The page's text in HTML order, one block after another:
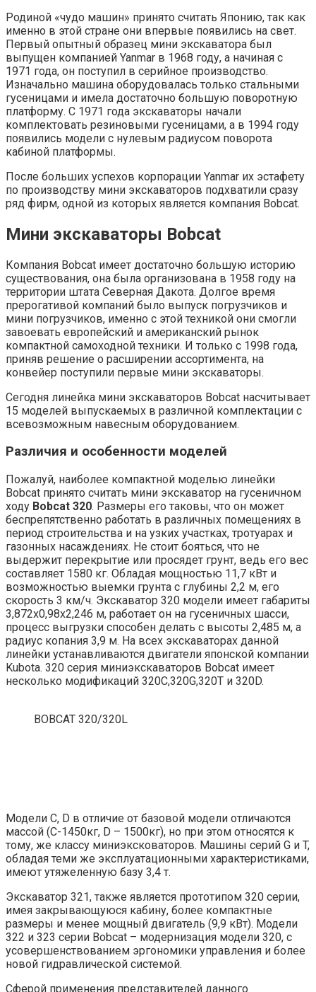
Родиной «чудо машин» принято считать Японию, так как
именно в этой стране они впервые появились на свет.
Первый опытный образец мини экскаватора был
выпущен компанией Yanmar в 1968 году, а начиная с
1971 года, он поступил в серийное производство.
Изначально машина оборудовалась только стальными
гусеницами и имела достаточно большую поворотную
платформу. С 1971 года экскаваторы начали
комплектовать резиновыми гусеницами, а в 1994 году
появились модели с нулевым радиусом поворота
кабиной платформы.
После больших успехов корпорации Yanmar их эстафету
по производству мини экскаваторов подхватили сразу
ряд фирм, одной из которых является компания Bobcat.
Мини экскаваторы Bobcat
Компания Bobcat имеет достаточно большую историю
существования, она была организована в 1958 году на
территории штата Северная Дакота. Долгое время
прерогативой компаний было выпуск погрузчиков и
мини погрузчиков, именно с этой техникой они смогли
завоевать европейский и американский рынок
компактной самоходной техники. И только с 1998 года,
приняв решение о расширении ассортимента, на
конвейер поступили первые мини экскаваторы.
Сегодня линейка мини экскаваторов Bobcat насчитывает
15 моделей выпускаемых в различной комплектации с
всевозможным навесным оборудованием.
Различия и особенности моделей
Пожалуй, наиболее компактной моделью линейки
Bobcat принято считать мини экскаватор на гусеничном
ходу Bobcat 320. Размеры его таковы, что он может
беспрепятственно работать в различных помещениях в
период строительства и на узких участках, тротуарах и
газонных насаждениях. Не стоит бояться, что не
выдержит перекрытие или просядет грунт, ведь его вес
составляет 1580 кг. Обладая мощностью 11,7 кВт и
возможностью выемки грунта с глубины 2,2 м, его
скорость 3 км/ч. Экскаватор 320 модели имеет габариты
3,872х0,98х2,246 м, работает он на гусеничных шасси,
процесс выгрузки способен делать с высоты 2,485 м, а
радиус копания 3,9 м. На всех экскаваторах данной
линейки устанавливаются двигатели японской компании
Kubota. 320 серия миниэкскаваторов Bobcat имеет
несколько модификаций 320С,320G,320T и 320D.
BOBCAT 320/320L
Модели С, D в отличие от базовой модели отличаются
массой (С-1450кг, D – 1500кг), но при этом относятся к
тому, же классу миниэксковаторов. Машины серий G и T,
обладая теми же эксплуатационными характеристиками,
имеют утяжеленную базу 3,4 т.
Экскаватор 321, также является прототипом 320 серии,
имея закрывающуюся кабину, более компактные
размеры и менее мощный двигатель (9,9 кВт). Модели
322 и 323 серии Bobcat – модернизация модели 320, с
усовершенствованием эргономики управления и более
новой гидравлической системой.
Сферой применения представителей данного